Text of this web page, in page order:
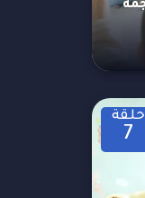
حلقة
7